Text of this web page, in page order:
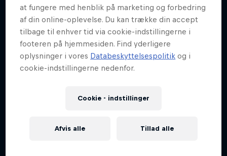
at fungere med henblik på marketing og forbedring
af din online-oplevelse. Du kan trække din accept
tilbage til enhver tid via cookie-indstillingerne i
footeren på hjemmesiden. Find yderligere
oplysninger i vores Databeskyttelsespolitik og i
cookie-indstillingerne nedenfor.
Cookie - indstillinger
Afvis alle Tillad alle